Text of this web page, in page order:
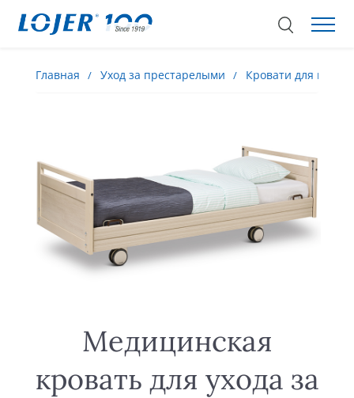
Главная Уход за престарелыми Кровати для
Медицинская
кровать для ухода за